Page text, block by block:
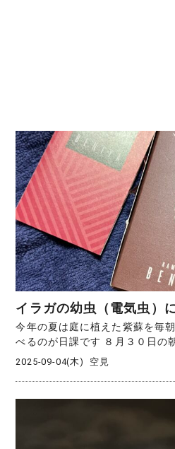
イラガの幼虫（電気虫）
今年の夏は庭に植えた紫蘇を毎
べるのが日課です ８月３０日の
2025-09-04(木) 空見